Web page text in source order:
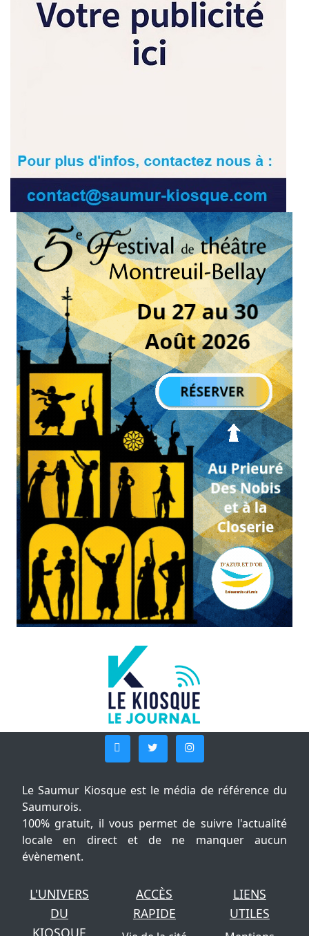
Le Saumur Kiosque est le média de référence du
Saumurois.
100% gratuit, il vous permet de suivre l'actualité
locale en direct et de ne manquer aucun
évènement.
L'UNIVERS
DU
KIOSQUE
ACCÈS
RAPIDE
LIENS
UTILES